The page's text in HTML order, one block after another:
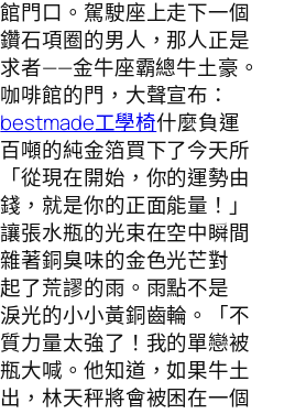
門口。駕駛座上走下一個
石項圈的男人，那人正是
者——金牛座霸總牛土豪。
啡館的門，大聲宣布：
bestmade工學椅什麼負運
噸的純金箔買下了今天所
從現在開始，你的運勢由
，就是你的正面能量！」
張水瓶的光束在空中瞬間
著銅臭味的金色光芒對
了荒謬的雨。雨點不是
光的小小黃銅齒輪。「不
力量太強了！我的單戀被
大喊。他知道，如果牛土
，林天秤將會被困在一個